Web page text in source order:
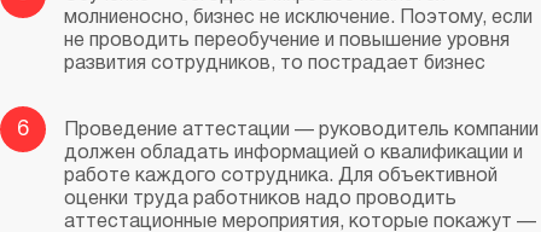
молниеносно, бизнес не исключение. Поэтому, если
не проводить переобучение и повышение уровня
развития сотрудников, то пострадает бизнес
6
Проведение аттестации — руководитель компании
должен обладать информацией о квалификации и
работе каждого сотрудника. Для объективной
оценки труда работников надо проводить
аттестационные мероприятия, которые покажут —